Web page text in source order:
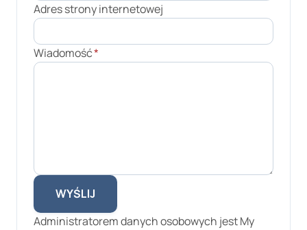
Adres strony internetowej
Wiadomość*
WYŚLIJ
Administratorem danych osobowych jest My